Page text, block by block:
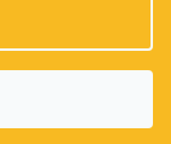
vyhrazena.
a automatizace